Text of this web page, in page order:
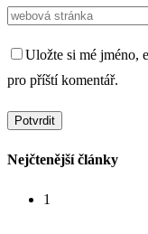
Uložte si mé jméno,
pro příští komentář.
Nejčtenější články
1